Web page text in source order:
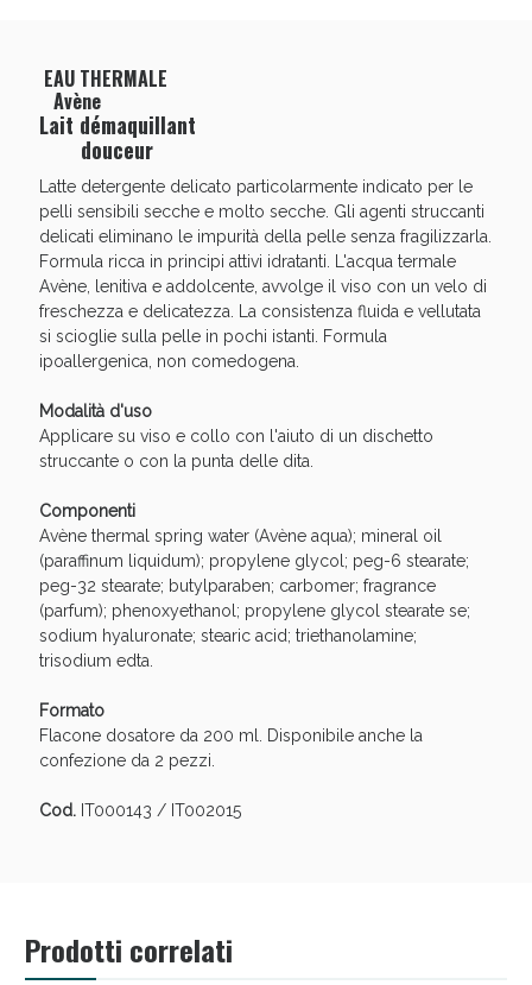
EAU THERMALE
Avène
Lait démaquillant
douceur
Latte detergente delicato particolarmente indicato per le
pelli sensibili secche e molto secche. Gli agenti struccanti
delicati eliminano le impurità della pelle senza fragilizzarla.
Formula ricca in principi attivi idratanti. L'acqua termale
Avène, lenitiva e addolcente, avvolge il viso con un velo di
freschezza e delicatezza. La consistenza fluida e vellutata
si scioglie sulla pelle in pochi istanti. Formula
ipoallergenica, non comedogena.
Modalità d'uso
Applicare su viso e collo con l'aiuto di un dischetto
struccante o con la punta delle dita.
Componenti
Avène thermal spring water (Avène aqua); mineral oil
(paraffinum liquidum); propylene glycol; peg-6 stearate;
peg-32 stearate; butylparaben; carbomer; fragrance
(parfum); phenoxyethanol; propylene glycol stearate se;
sodium hyaluronate; stearic acid; triethanolamine;
trisodium edta.
Formato
Flacone dosatore da 200 ml. Disponibile anche la
confezione da 2 pezzi.
Cod.IT000143 / IT002015
Prodotti correlati
Vie Urinarie e Prostata: Sconti fino al 45% oggi!